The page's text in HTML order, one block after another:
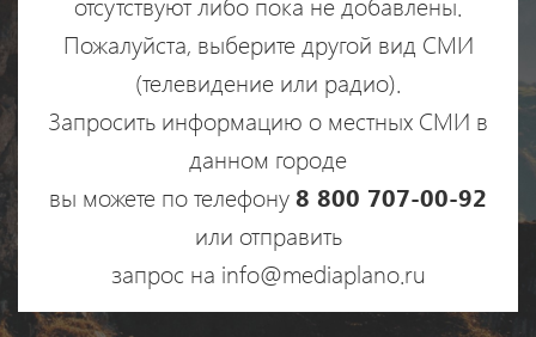
Пожалуйста, выберите другой вид СМИ
(телевидение или радио).
Запросить информацию о местных СМИ в
данном городе
вы можете по телефону8 800 707-00-92
или отправить
запрос на info@mediaplano.ru